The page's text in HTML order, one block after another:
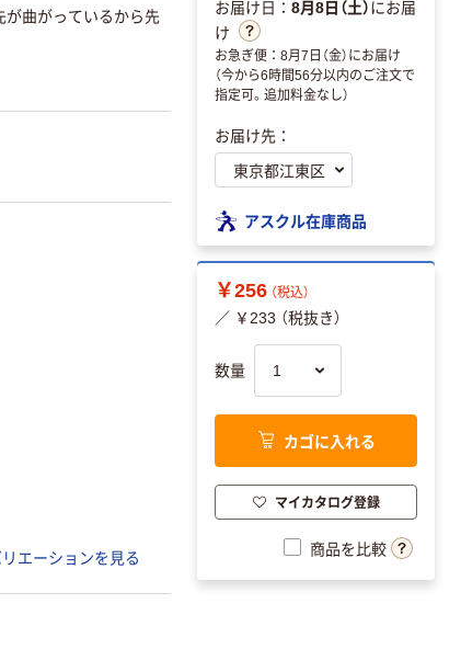
が曲がっているから先
エーションを見る
お届け日： 8月8日（土）にお届
け
お急ぎ便：8月7日（金）にお届け
（今から6時間56分以内のご注文で
指定可。追加料金なし）
お届け先：
アスクル在庫商品
￥256 （税込）
／ ￥233 （税抜き）
数量
カゴに入れる
マイカタログ登録
商品を比較